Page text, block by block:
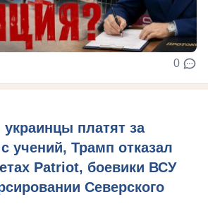
0
платят за
учений, Трамп отказал
Patriot, боевики ВСУ
Северского